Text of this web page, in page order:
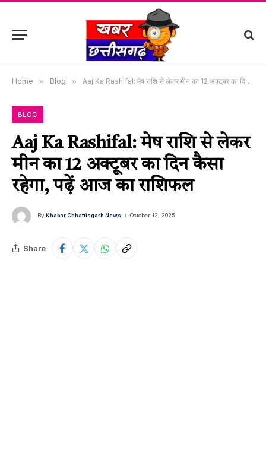
Home » Blog » Aaj Ka Rashifal: मेष राशि से लेकर मीन का 12 अक्टूबर का दिन कैसा रहेगा, पढ़ें आज का राशिफल
BLOG
Aaj Ka Rashifal: मेष राशि से लेकर
मीन का 12 अक्टूबर का दिन कैसा
रहेगा, पढ़ें आज का राशिफल
By Khabar Chhattisgarh News October 12, 2025
Share